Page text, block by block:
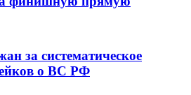
за систематическое
о ВС РФ